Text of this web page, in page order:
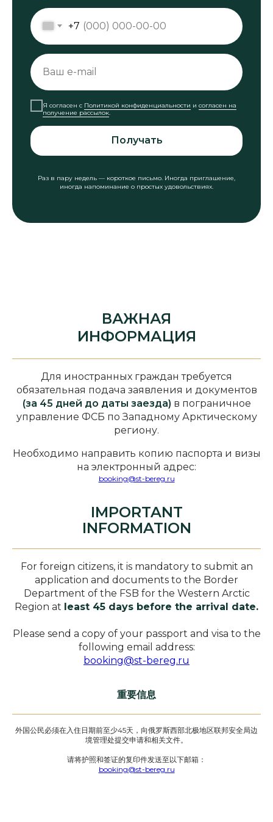
+7
Я согласен с Политикой конфиденциальности и согласен на
получение рассылок.
Получать
Раз в пару недель — короткое письмо. Иногда приглашение,
иногда напоминание о простых удовольствиях.
ВАЖНАЯ
ИНФОРМАЦИЯ
Для иностранных граждан требуется
обязательная подача заявления и документов
(за 45 дней до даты заезда) в пограничное
управление ФСБ по Западному Арктическому
региону.
Необходимо направить копию паспорта и визы
на электронный адрес:
booking@st-bereg.ru
IMPORTANT
INFORMATION
For foreign citizens, it is mandatory to submit an
application and documents to the Border
Department of the FSB for the Western Arctic
Region at least 45 days before the arrival date.
Please send a copy of your passport and visa to the
following email address:
booking@st-bereg.ru
重要信息
外国公民必须在入住日期前至少45天，向俄罗斯西部北极地区联邦安全局边
境管理处提交申请和相关文件。
请将护照和签证的复印件发送至以下邮箱：
booking@st-bereg.ru